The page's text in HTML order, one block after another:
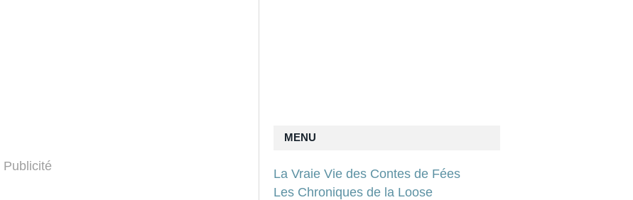
Publicité
MENU
La Vraie Vie des Contes de Fées
Les Chroniques de la Loose